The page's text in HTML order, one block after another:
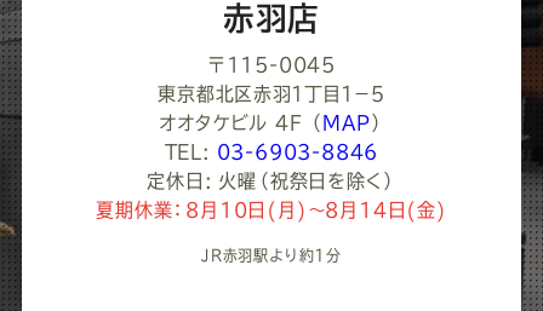
赤羽店
〒115-0045
東京都北区赤羽１丁目１−５
オオタケビル 4F
（ MAP ）
TEL: 03-6903-8846
定休日: 火曜（祝祭日を除く）
夏期休業：8月10日(月)～8月14日(金)
JR赤羽駅より約1分